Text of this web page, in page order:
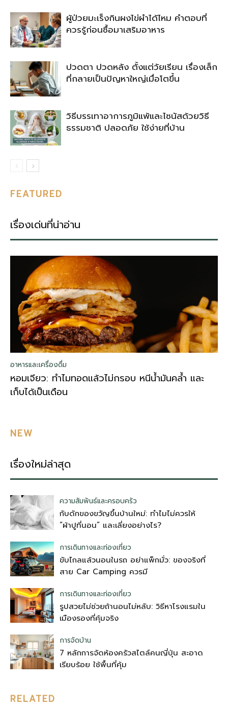
ผู้ป่วยมะเร็งกินผงไข่ผำได้ไหม คำตอบที่
ควรรู้ก่อนซื้อมาเสริมอาหาร
ปวดตา ปวดหลัง ตั้งแต่วัยเรียน เรื่องเล็ก
ที่กลายเป็นปัญหาใหญ่เมื่อโตขึ้น
วิธีบรรเทาอาการภูมิแพ้และไซนัสด้วยวิธี
ธรรมชาติ ปลอดภัย ใช้ง่ายที่บ้าน
FEATURED
เรื่องเด่นที่น่าอ่าน
อาหารและเครื่องดื่ม
หอมเจียว: ทำไมทอดแล้วไม่กรอบ หนีน้ำมันคล้ำ และ
เก็บได้เป็นเดือน
NEW
เรื่องใหม่ล่าสุด
ความสัมพันธ์และครอบครัว
กับดักของขวัญขึ้นบ้านใหม่: ทำไมไม่ควรให้
“ผ้าปูที่นอน” และเลี่ยงอย่างไร?
การเดินทางและท่องเที่ยว
ขับไกลแล้วนอนในรถ อย่าแพ็กมั่ว: ของจริงที่
สาย Car Camping ควรมี
การเดินทางและท่องเที่ยว
รูปสวยไม่ช่วยถ้านอนไม่หลับ: วิธีหาโรงแรมใน
เมืองรองที่คุ้มจริง
การจัดบ้าน
7 หลักการจัดห้องครัวสไตล์คนญี่ปุ่น สะอาด
เรียบร้อย ใช้พื้นที่คุ้ม
RELATED